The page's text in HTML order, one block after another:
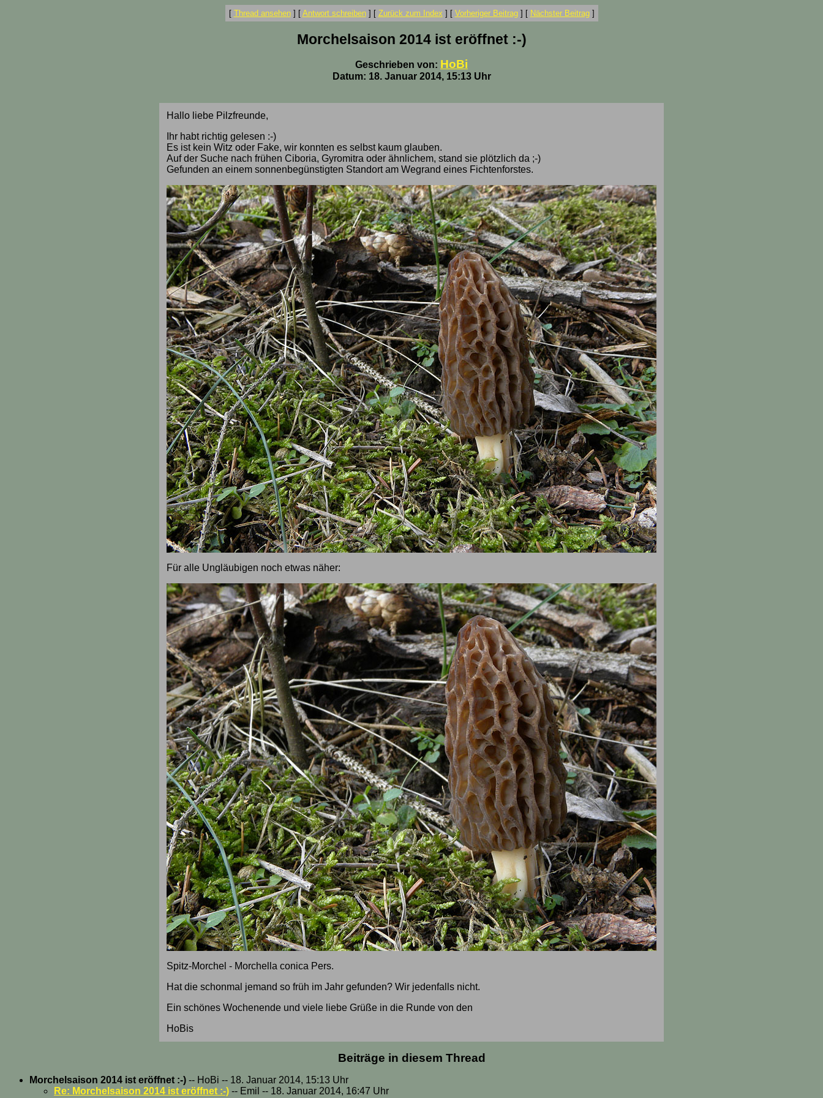
[ Thread ansehen] [ Antwort schreiben] [ Zurück zum Index ] [ Vorheriger Beitrag] [ Nächster Beitrag]
Morchelsaison 2014 ist eröffnet :-)
Geschrieben von: HoBi
Datum: 18. Januar 2014, 15:13 Uhr
Hallo liebe Pilzfreunde,
Ihr habt richtig gelesen :-)
Es ist kein Witz oder Fake, wir konnten es selbst kaum glauben.
Auf der Suche nach frühen Ciboria, Gyromitra oder ähnlichem, stand sie plötzlich da ;-)
Gefunden an einem sonnenbegünstigten Standort am Wegrand eines Fichtenforstes.
Für alle Ungläubigen noch etwas näher:
Spitz-Morchel - Morchella conica Pers.
Hat die schonmal jemand so früh im Jahr gefunden? Wir jedenfalls nicht.
Ein schönes Wochenende und viele liebe Grüße in die Runde von den
HoBis
Beiträge in diesem Thread
Morchelsaison 2014 ist eröffnet :-) -- HoBi -- 18. Januar 2014, 15:13 Uhr
Re: Morchelsaison 2014 ist eröffnet :-) -- Emil -- 18. Januar 2014, 16:47 Uhr